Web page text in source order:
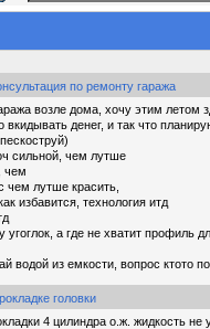
по ремонту гаража
возле дома, хочу этим летом
денег, и так что
сильной, чем лутше
чем
чем лутше красить,
избавится, технология итд
а где не хватит профиль
водой из емкости, вопрос ктото
головки
4 цилиндра о.ж. жидкость не